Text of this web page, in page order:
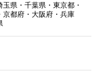
玉県 ・ 千葉県 ・ 東京都 ・
京都府 ・ 大阪府 ・ 兵庫